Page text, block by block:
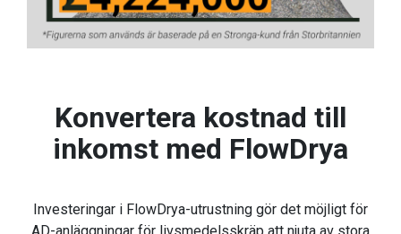
Konvertera kostnad till
inkomst med FlowDrya
Investeringar i FlowDrya-utrustning gör det möjligt för